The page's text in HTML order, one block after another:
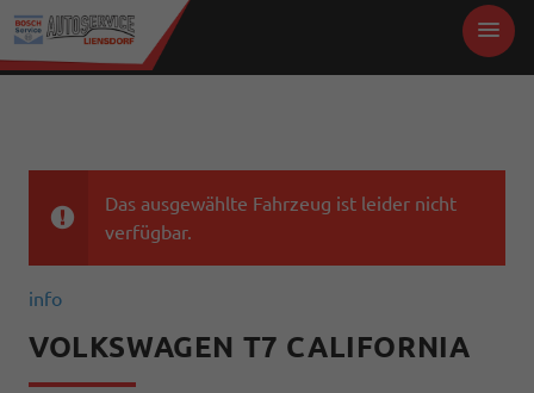
Das ausgewählte Fahrzeug ist leider nicht
verfügbar.
info
VOLKSWAGEN T7 CALIFORNIA